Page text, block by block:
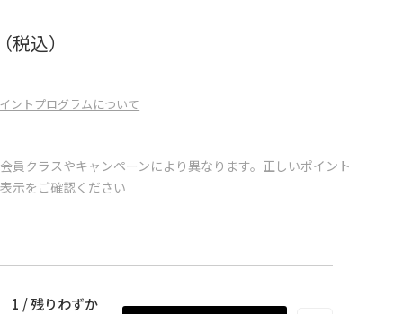
税込）
ントプログラムについて
員クラスやキャンペーンにより異なります。正しいポイント
示をご確認ください
1 / 残りわずか